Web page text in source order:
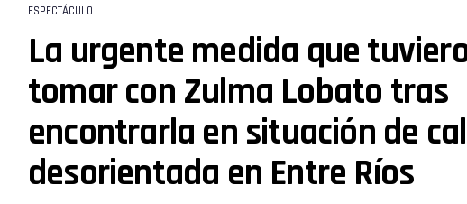
ESPECTÁCULO
La urgente medida que
tomar con Zulma Lobato tras
encontrarla en situación de
desorientada en Entre Ríos